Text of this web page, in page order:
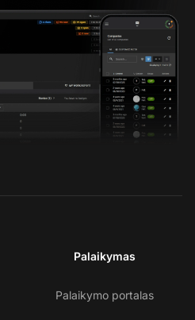
Palaikymas
Palaikymo portalas